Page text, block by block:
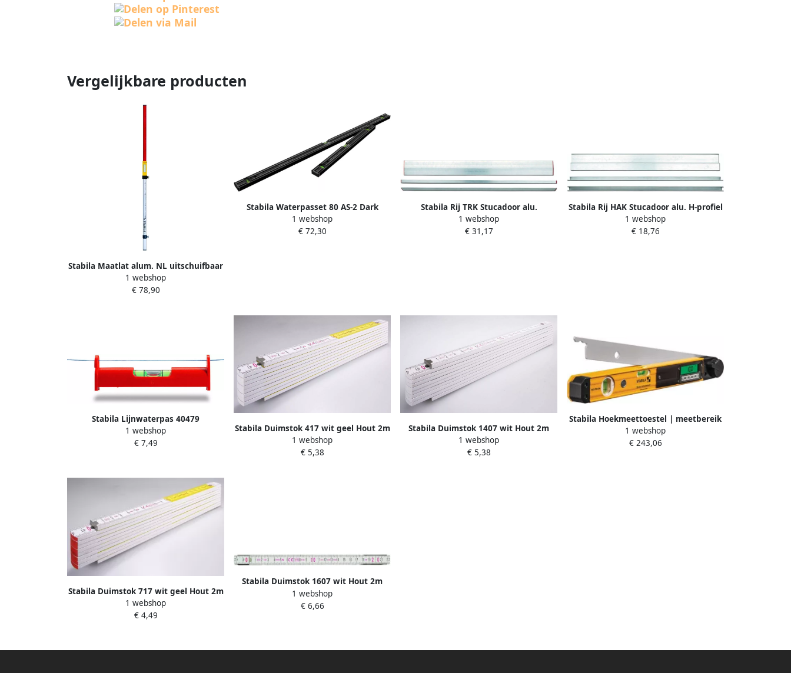
Vergelijkbare producten
Stabila Maatlat alum. NL uitschuifbaar
240 cm 07468
1 webshop
€ 78,90
Stabila Waterpasset 80 AS-2 Dark
Shadow | 60cm | 120cm 20032
1 webshop
€ 72,30
Stabila Rij TRK Stucadoor alu.
Trapezium 180cm 07831
1 webshop
€ 31,17
Stabila Rij HAK Stucadoor alu. H-profiel
100cm 07827
1 webshop
€ 18,76
Stabila Lijnwaterpas 40479
1 webshop
€ 7,49
Stabila Duimstok 417 wit geel Hout 2m
14555
1 webshop
€ 5,38
Stabila Duimstok 1407 wit Hout 2m
14557
1 webshop
€ 5,38
Stabila Hoekmeettoestel | meetbereik
0-270 graden | beenlengte 45 cm | 0 1
graden | 1 stuk 18903
1 webshop
€ 243,06
Stabila Duimstok 717 wit geel Hout 2m
01328
1 webshop
€ 4,49
Stabila Duimstok 1607 wit Hout 2m
01134
1 webshop
€ 6,66